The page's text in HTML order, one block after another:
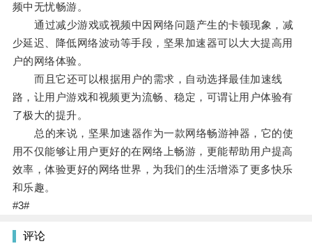
频中无忧畅游。
通过减少游戏或视频中因网络问题产生的卡顿现象，减
少延迟、降低网络波动等手段，坚果加速器可以大大提高用
户的网络体验。
而且它还可以根据用户的需求，自动选择最佳加速线
路，让用户游戏和视频更为流畅、稳定，可谓让用户体验有
了极大的提升。
总的来说，坚果加速器作为一款网络畅游神器，它的使
用不仅能够让用户更好的在网络上畅游，更能帮助用户提高
效率，体验更好的网络世界，为我们的生活增添了更多快乐
和乐趣。
#3#
评论